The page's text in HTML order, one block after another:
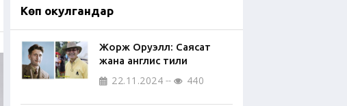
Көп окулгандар
Жорж Оруэлл: Саясат
жана англис тили
22.11.2024 440